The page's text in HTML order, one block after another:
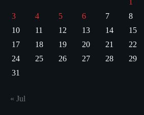
1
3
4 5 6 7 8
10
11 12 13 14 15
17
18 19 20 21 22
24
25 26 27 28 29
31
« Jul